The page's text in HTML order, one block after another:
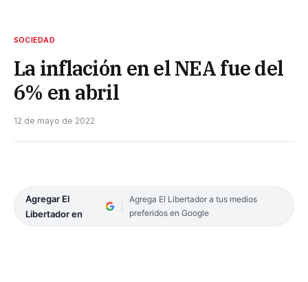
SOCIEDAD
La inflación en el NEA fue del
6% en abril
12 de mayo de 2022
Agregar El
Libertador en
Agrega El Libertador a tus medios
preferidos en Google